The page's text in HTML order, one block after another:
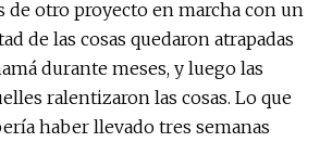
de otro proyecto en marcha con un
de las cosas quedaron atrapadas
durante meses, y luego las
ralentizaron las cosas. Lo que
haber llevado tres semanas